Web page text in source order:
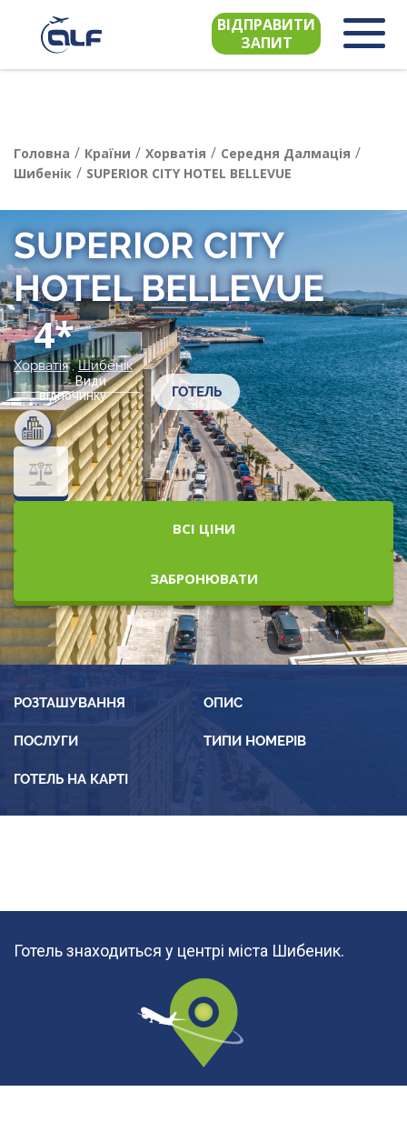
ВІДПРАВИТИ
ЗАПИТ
Головна / Країни / Хорватія / Середня Далмація /
Шибенік / SUPERIOR CITY HOTEL BELLEVUE
РОЗТАШУВАННЯ ОПИС
ПОСЛУГИ ТИПИ НОМЕРІВ
ГОТЕЛЬ НА КАРТІ
SUPERIOR CITY
HOTEL BELLEVUE
4*
Хорватія,Шибенік
Види
відпочинку
ГОТЕЛЬ
ВСІ ЦІНИ
ЗАБРОНЮВАТИ
Готель знаходиться у центрі міста Шибеник.